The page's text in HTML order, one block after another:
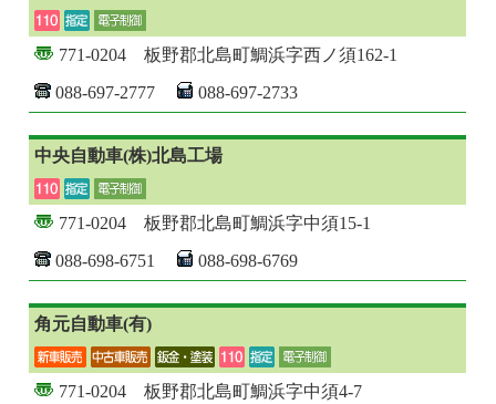
771-0204 板野郡北島町鯛浜字西ノ須162-1
088-697-2777
088-697-2733
中央自動車(株)北島工場
771-0204 板野郡北島町鯛浜字中須15-1
088-698-6751
088-698-6769
角元自動車(有)
771-0204 板野郡北島町鯛浜字中須4-7